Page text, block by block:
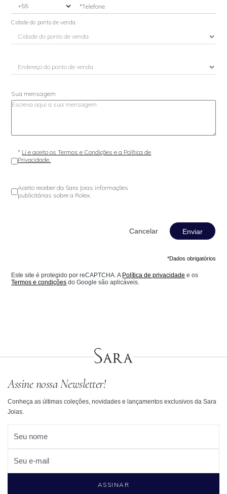
*Telefone
Cidade do ponto de venda
Sua mensagem
* Li e aceito os Termos e Condições e a Política de
Privacidade.
Aceito receber da Sara Joias informações
publicitárias sobre a Rolex.
Enviar
*Dados obrigatórios
Este site é protegido por reCAPTCHA. A Política de privacidade e os
Termos e condições do Google são aplicáveis.
Assine nossa Newsletter!
Conheça as últimas coleções, novidades e lançamentos exclusivos da Sara
Joias.
Seu nome
Seu e-mail
ASSINAR